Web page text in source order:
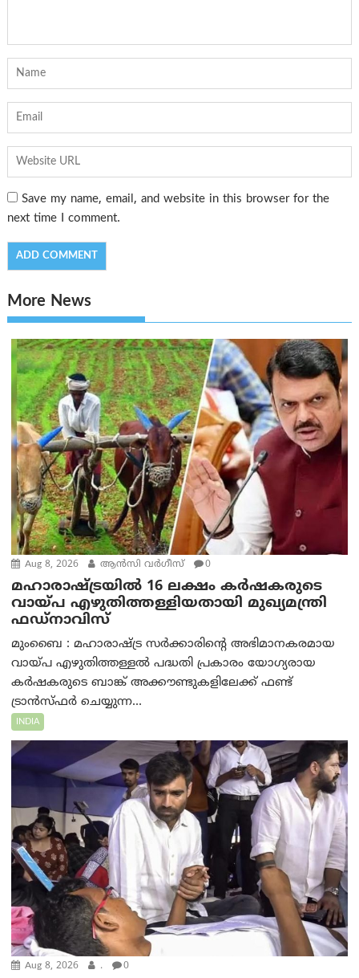
Save my name, email, and website in this browser for the
next time I comment.
More News
Aug 8, 2026 ആന്‍സി വര്‍ഗീസ് 0
മഹാരാഷ്ട്രയിൽ 16 ലക്ഷം കർഷകരുടെ
വായ്പ എഴുതിത്തള്ളിയതായി മുഖ്യമന്ത്രി
ഫഡ്‌നാവിസ്
മുംബൈ : മഹാരാഷ്ട്ര സർക്കാരിന്റെ അഭിമാനകരമായ
വായ്പ എഴുതിത്തള്ളൽ പദ്ധതി പ്രകാരം യോഗ്യരായ
കർഷകരുടെ ബാങ്ക് അക്കൗണ്ടുകളിലേക്ക് ഫണ്ട്
ട്രാൻസ്ഫർ ചെയ്യുന്ന...
INDIA
Aug 8, 2026 . 0